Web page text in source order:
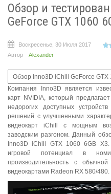
Обзор и
GeForce GTX 1060
Воскресенье, 30 Июля 2017
Автор
Alexander
Компания Inno3D является
карт NVIDIA, который
недорогих доступных
решений с улучшенными
видеокарт iChill с мощным
заводским разгоном. Данный
Inno3D iChill GTX 1060 6GB
игровой потенциал в
производительность с
видеокартами Radeon RX 580/480.